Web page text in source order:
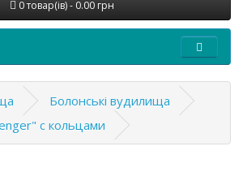
0 товар(ів) - 0.00 грн
Болонські вудилища
с кольцами